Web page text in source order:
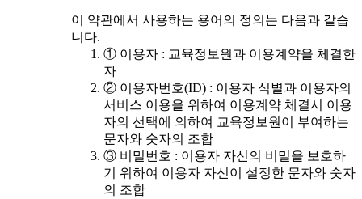
이 약관에서 사용하는 용어의 정의는 다음과 같습
니다.
① 이용자 : 교육정보원과 이용계약을 체결한
자
② 이용자번호(ID) : 이용자 식별과 이용자의
서비스 이용을 위하여 이용계약 체결시 이용
자의 선택에 의하여 교육정보원이 부여하는
문자와 숫자의 조합
③ 비밀번호 : 이용자 자신의 비밀을 보호하
기 위하여 이용자 자신이 설정한 문자와 숫자
의 조합